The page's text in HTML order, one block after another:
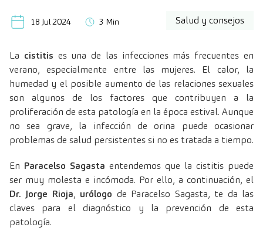
18 Jul 2024 3 Min Salud y consejos
La cistitis es una de las infecciones más frecuentes en
verano, especialmente entre las mujeres. El calor, la
humedad y el posible aumento de las relaciones sexuales
son algunos de los factores que contribuyen a la
proliferación de esta patología en la época estival. Aunque
no sea grave, la infección de orina puede ocasionar
problemas de salud persistentes si no es tratada a tiempo.
En Paracelso Sagasta entendemos que la cistitis puede
ser muy molesta e incómoda. Por ello, a continuación, el
Dr. Jorge Rioja, urólogo de Paracelso Sagasta, te da las
claves para el diagnóstico y la prevención de esta
patología.